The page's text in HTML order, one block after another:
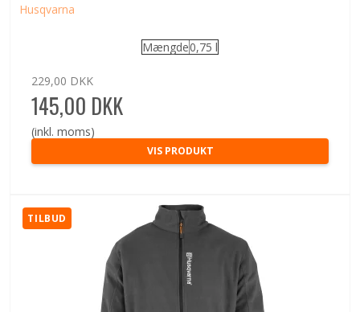
Husqvarna
Mængde0,75 l
229,00 DKK
145,00 DKK
(inkl. moms)
VIS PRODUKT
TILBUD